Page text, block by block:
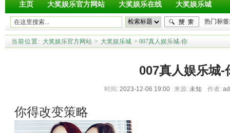
主页 大奖娱乐官方网站 大奖娱乐在线 大奖娱乐城
热门标
当前位置: 大奖娱乐官方网站 > 大奖娱乐城 > 007真人娱乐城-你
007真人娱乐城-
时间: 2023-12-06 19:00 来源: 未知 作者:
你得改变策略